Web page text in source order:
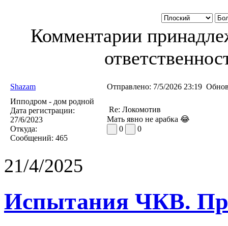
Комментарии
Shazam Отправлено: 7/5/2026 23:19
Ипподром - дом родной
Дата регистрации:
27/6/2023
Откуда:
Сообщений: 465
Re: Локомотив
Мать явно не арабка 😂
0
0
21/4/2025
Испытания ЧКВ.